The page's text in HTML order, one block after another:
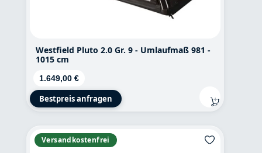
Westfield Pluto 2.0 Gr. 9 - Umlaufmaß 981 -
1015 cm
Regulärer Preis:
1.649,00 €
Bestpreis anfragen
Versandkostenfrei